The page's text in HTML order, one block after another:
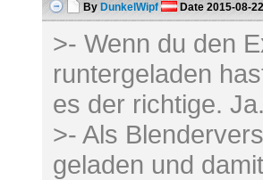
By DunkelWipf Date2015-08-
>- Wenn du den
runtergeladen
es der richtige.
>- Als
geladen und